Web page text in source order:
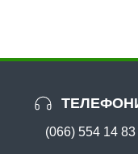
(066) 554 14 83